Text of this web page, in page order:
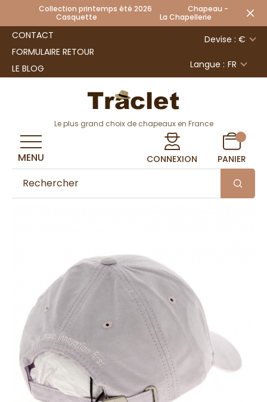
Collection printemps été 2026 Chapeau -
Casquette La Chapellerie
CONTACT
FORMULAIRE RETOUR
LE BLOG
Devise : €
Langue : FR
Le plus grand choix de chapeaux en France
CONNEXION PANIER
MENU